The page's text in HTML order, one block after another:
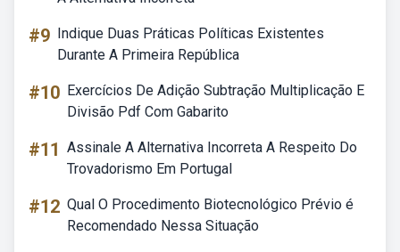
#9 Indique Duas Práticas Políticas Existentes
Durante A Primeira República
#10 Exercícios De Adição Subtração Multiplicação E
Divisão Pdf Com Gabarito
#11 Assinale A Alternativa Incorreta A Respeito Do
Trovadorismo Em Portugal
#12 Qual O Procedimento Biotecnológico Prévio é
Recomendado Nessa Situação